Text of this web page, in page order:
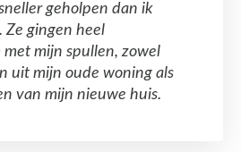
geholpen dan ik
Ze gingen heel
mijn spullen, zowel
uit mijn oude woning als
van mijn nieuwe huis.